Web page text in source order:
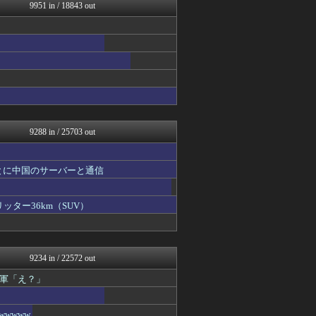
汎用型自作PCまとめ
ウマ娘まとめ速報うまろぐ
BABYMETAL TIM...
働くモノニュース : 人生...
マジキチ速報
アルファルファモザイク＠ネ...
9951 in / 18843 out
9288 in / 25703 out
中国のサーバーと通信
ター36km（SUV）
9234 in / 22572 out
「え？」